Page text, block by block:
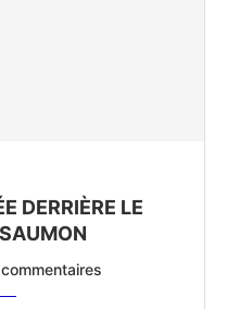
DERRIÈRE LE